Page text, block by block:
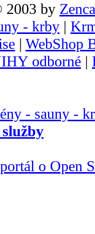
2003 by
- krby |
| WebShop
odborné |
- sauny -
o Open